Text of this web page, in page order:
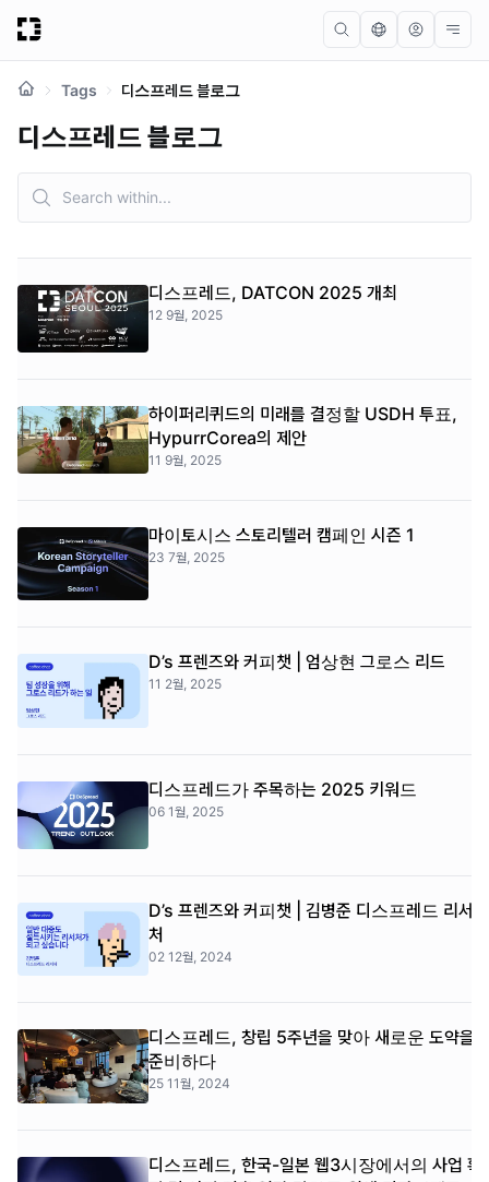
Tags 디스프레드 블로그
디스프레드 블로그
디스프레드, DATCON 2025 개최
12 9월, 2025
하이퍼리퀴드의 미래를 결정할 USDH 투표,
HypurrCorea의 제안
11 9월, 2025
마이토시스 스토리텔러 캠페인 시즌 1
23 7월, 2025
D’s 프렌즈와 커피챗 | 엄상현 그로스 리드
11 2월, 2025
디스프레드가 주목하는 2025 키워드
06 1월, 2025
D’s 프렌즈와 커피챗 | 김병준 디스프레드 리서
처
02 12월, 2024
디스프레드, 창립 5주년을 맞아 새로운 도약을
준비하다
25 11월, 2024
디스프레드, 한국-일본 웹3시장에서의 사업 확